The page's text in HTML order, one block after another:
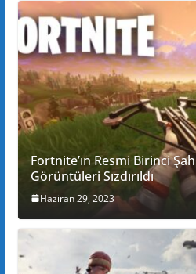
Fortnite’ın Resmi Birinci
Görüntüleri Sızdırıldı
Haziran 29, 2023